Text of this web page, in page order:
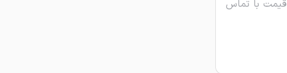
قیمت با تماس